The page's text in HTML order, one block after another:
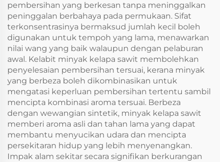
pembersihan yang berkesan tanpa meninggalkan
peninggalan berbahaya pada permukaan. Sifat
terkonsentrasinya bermaksud jumlah kecil boleh
digunakan untuk tempoh yang lama, menawarkan
nilai wang yang baik walaupun dengan pelaburan
awal. Kelabit minyak kelapa sawit membolehkan
penyelesaian pembersihan tersuai, kerana minyak
yang berbeza boleh dikombinasikan untuk
mengatasi keperluan pembersihan tertentu sambil
mencipta kombinasi aroma tersuai. Berbeza
dengan wewangian sintetik, minyak kelapa sawit
memberi aroma asli dan tahan lama yang dapat
membantu menyucikan udara dan mencipta
persekitaran hidup yang lebih menyenangkan.
Impak alam sekitar secara signifikan berkurangan